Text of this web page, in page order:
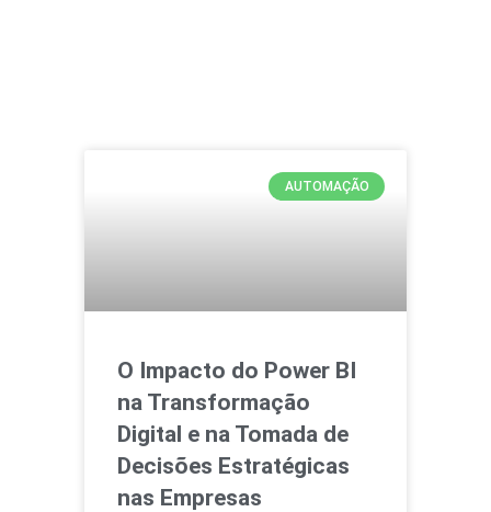
AUTOMAÇÃO
O Impacto do Power BI
na Transformação
Digital e na Tomada de
Decisões Estratégicas
nas Empresas